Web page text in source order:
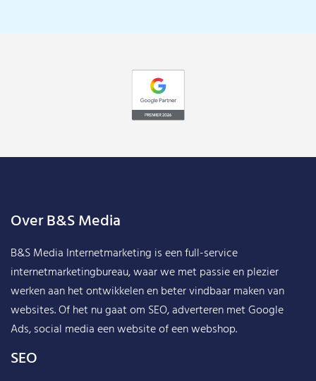
Over B&S Media
B&S Media Internetmarketing is een full-service
internetmarketingbureau, waar we met passie en plezier
werken aan het ontwikkelen en beter vindbaar maken van
websites. Of het nu gaat om SEO, adverteren met Google
Ads, social media een website of een webshop.
SEO